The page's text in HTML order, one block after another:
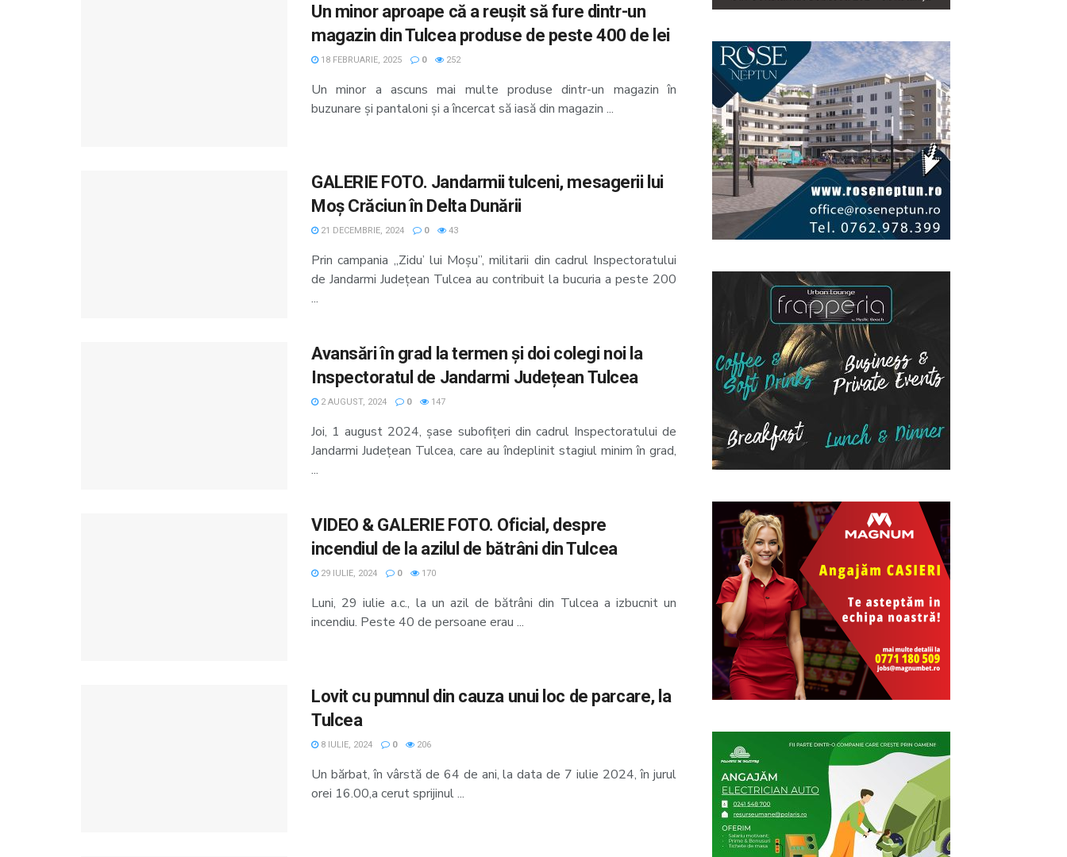
Un minor aproape că a reușit să fure dintr-un
magazin din Tulcea produse de peste 400 de lei
18 FEBRUARIE, 2025 0 252
Un minor a ascuns mai multe produse dintr-un magazin în
buzunare și pantaloni și a încercat să iasă din magazin ...
GALERIE FOTO. Jandarmii tulceni, mesagerii lui
Moș Crăciun în Delta Dunării
21 DECEMBRIE, 2024 0 43
Prin campania ,,Zidu’ lui Moșu”, militarii din cadrul Inspectoratului
de Jandarmi Județean Tulcea au contribuit la bucuria a peste 200
...
Avansări în grad la termen și doi colegi noi la
Inspectoratul de Jandarmi Județean Tulcea
2 AUGUST, 2024 0 147
Joi, 1 august 2024, șase subofițeri din cadrul Inspectoratului de
Jandarmi Județean Tulcea, care au îndeplinit stagiul minim în grad,
...
VIDEO & GALERIE FOTO. Oficial, despre
incendiul de la azilul de bătrâni din Tulcea
29 IULIE, 2024 0 170
Luni, 29 iulie a.c., la un azil de bătrâni din Tulcea a izbucnit un
incendiu. Peste 40 de persoane erau ...
Lovit cu pumnul din cauza unui loc de parcare, la
Tulcea
8 IULIE, 2024 0 206
Un bărbat, în vârstă de 64 de ani, la data de 7 iulie 2024, în jurul
orei 16.00,a cerut sprijinul ...